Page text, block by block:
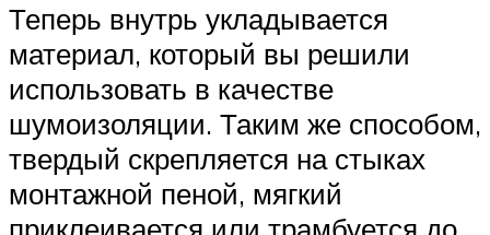
Теперь внутрь укладывается
материал, который вы решили
использовать в качестве
шумоизоляции. Таким же способом,
твердый скрепляется на стыках
монтажной пеной, мягкий